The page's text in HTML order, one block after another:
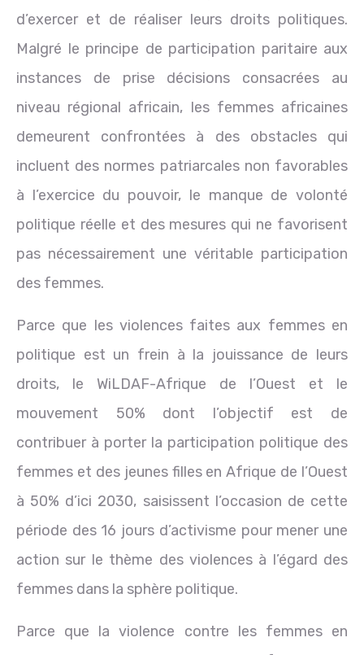
d’exercer et de réaliser leurs droits politiques.
Malgré le principe de participation paritaire aux
instances de prise décisions consacrées au
niveau régional africain, les femmes africaines
demeurent confrontées à des obstacles qui
incluent des normes patriarcales non favorables
à l’exercice du pouvoir, le manque de volonté
politique réelle et des mesures qui ne favorisent
pas nécessairement une véritable participation
des femmes.
Parce que les violences faites aux femmes en
politique est un frein à la jouissance de leurs
droits, le WiLDAF-Afrique de l’Ouest et le
mouvement 50% dont l’objectif est de
contribuer à porter la participation politique des
femmes et des jeunes filles en Afrique de l’Ouest
à 50% d’ici 2030, saisissent l’occasion de cette
période des 16 jours d’activisme pour mener une
action sur le thème des violences à l’égard des
femmes dans la sphère politique.
Parce que la violence contre les femmes en